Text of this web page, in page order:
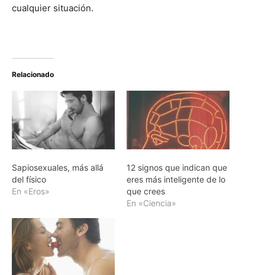
cualquier situación.
Relacionado
Sapiosexuales, más allá
del físico
En «Eros»
12 signos que indican que
eres más inteligente de lo
que crees
En «Ciencia»